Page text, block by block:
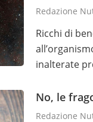
Redazione
Ricchi di
inalterate
No, le
Redazione